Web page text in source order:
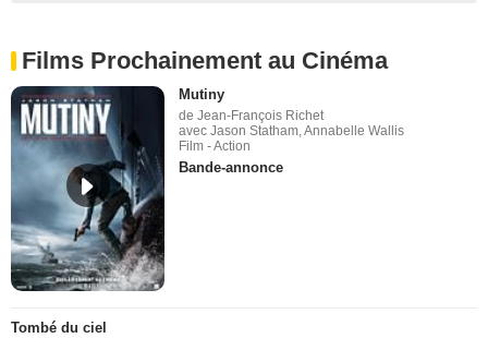
Films Prochainement au Cinéma
Mutiny
de Jean-François Richet
avec Jason Statham, Annabelle Wallis
Film - Action
Bande-annonce
Tombé du ciel